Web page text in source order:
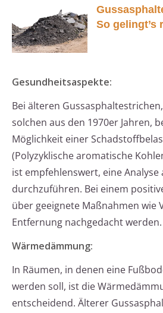
So gelingt’s
Gesundheitsaspekte:
Bei älteren
solchen aus den 1970er Jahren,
Möglichkeit einer
(Polyzyklische aromatische
ist empfehlenswert, eine Analyse
durchzuführen. Bei einem
über geeignete Maßnahmen wie
Entfernung nachgedacht werden.
Wärmedämmung:
In Räumen, in denen eine
werden soll, ist die
entscheidend. Älterer